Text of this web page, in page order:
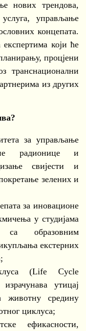
нових трендова,
управљање
концепата.
који ће
процјени
транснационални
из других
за управљање
радионице и
свијести и
зелених и
за иновационе
у студијама
образовним
екстерних
(Life Cycle
утицај
животну средину
циклуса;
ефикасности,